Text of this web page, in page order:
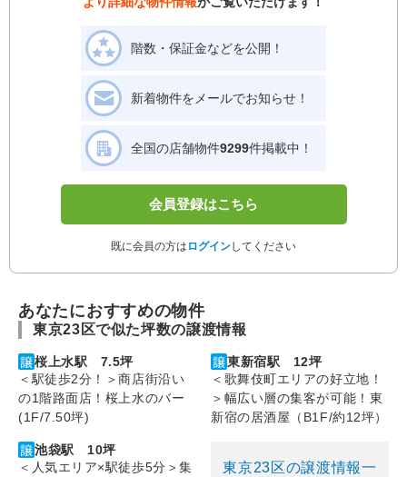
階数・保証金などを公開！
新着物件をメールでお知らせ！
全国の店舗物件9299件掲載中！
会員登録はこちら
既に会員の方は ログインしてください
あなたにおすすめの物件
東京23区で似た坪数の譲渡情報
桜上水駅 7.5坪
＜駅徒歩2分！＞商店街沿い
の1階路面店！桜上水のバー
(1F/7.50坪)
東新宿駅 12坪
＜歌舞伎町エリアの好立地！
＞幅広い層の集客が可能！東
新宿の居酒屋（B1F/約12坪）
池袋駅 10坪
＜人気エリア×駅徒歩5分＞集
東京23区の譲渡情報一